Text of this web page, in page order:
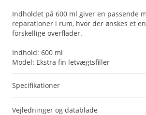
Indholdet på 600 ml giver en passende
reparationer i rum, hvor der ønskes et
forskellige overflader.
Indhold: 600 ml
Model: Ekstra fin letvægtsfiller
Specifikationer
Vejledninger og datablade